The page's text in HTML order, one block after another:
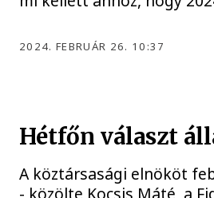
2024. FEBRUÁR 26. 10:37
Hétfőn választ
A köztársasági elnököt